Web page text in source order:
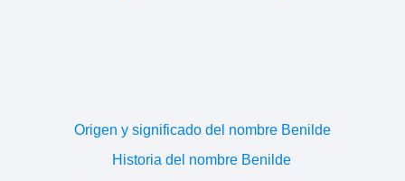
Origen y significado del nombre Benilde
Historia del nombre Benilde